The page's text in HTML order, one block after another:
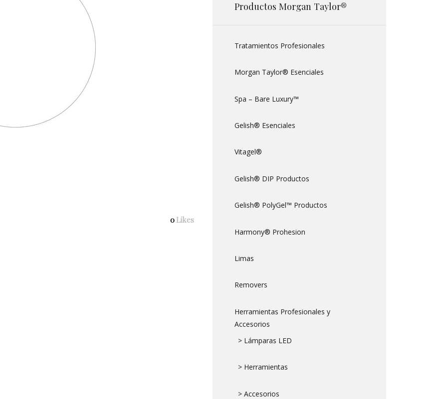
0 Likes
Productos Morgan Taylor®
Tratamientos Profesionales
Morgan Taylor® Esenciales
Spa – Bare Luxury™
Gelish® Esenciales
Vitagel®
Gelish® DIP Productos
Gelish® PolyGel™ Productos
Harmony® Prohesion
Limas
Removers
Herramientas Profesionales y
Accesorios
> Lámparas LED
> Herramientas
> Accesorios